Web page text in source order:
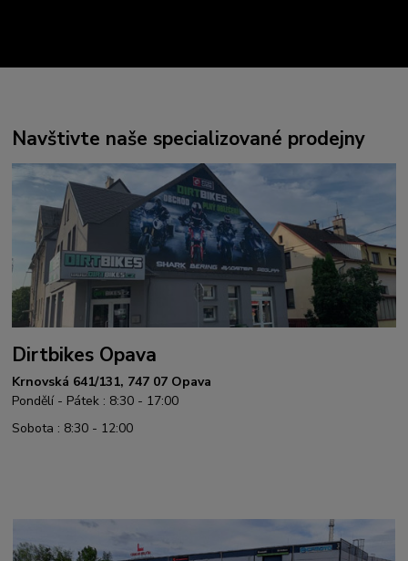
Navštivte naše specializované prodejny
Dirtbikes Opava
Krnovská 641/131, 747 07 Opava
Pondělí - Pátek : 8:30 - 17:00
Sobota : 8:30 - 12:00